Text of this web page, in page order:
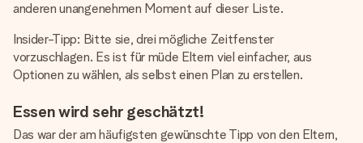
anderen unangenehmen Moment auf dieser Liste.
Insider-Tipp: Bitte sie, drei mögliche Zeitfenster
vorzuschlagen. Es ist für müde Eltern viel einfacher, aus
Optionen zu wählen, als selbst einen Plan zu erstellen.
Essen wird sehr geschätzt!
Das war der am häufigsten gewünschte Tipp von den Eltern,